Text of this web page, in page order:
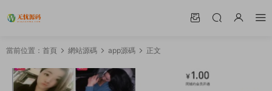
當前位置： 首頁 網站源碼 app源碼 正文